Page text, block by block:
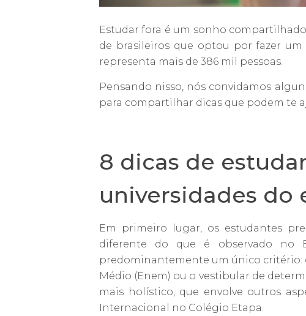
Estudar fora é um sonho
de brasileiros que optou por fazer
representa mais de 386 mil pessoas.
Pensando nisso, nós convidamos
para compartilhar dicas que podem te
8 dicas de
universidades do
Em primeiro lugar, os estudantes
diferente do que é observado no
predominantemente um único critério:
Médio (Enem) ou o vestibular de
mais holístico, que envolve outros
Internacional no Colégio Etapa.